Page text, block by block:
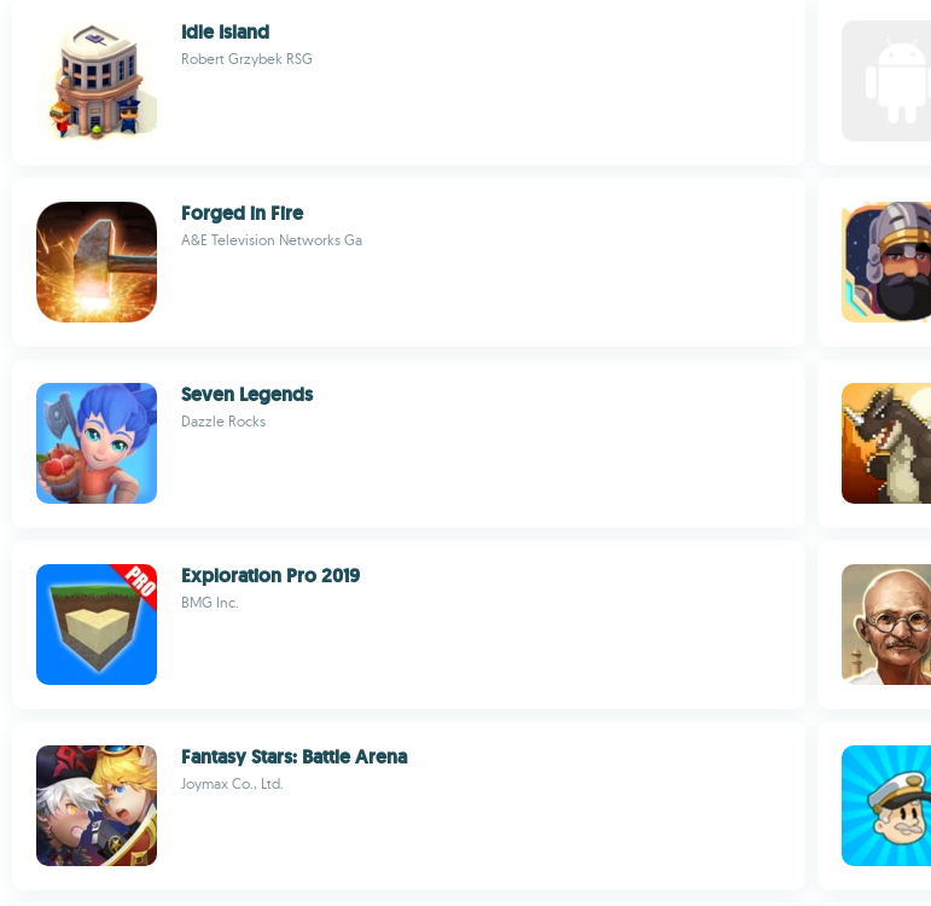
Idle Island
Robert Grzybek RSG
Forged in Fire
A&E Television Networks Ga
Seven Legends
Dazzle Rocks
Exploration Pro 2019
BMG Inc.
Fantasy Stars: Battle Arena
Joymax Co., Ltd.